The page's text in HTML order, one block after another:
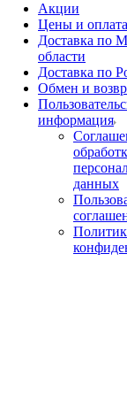
Акции
Цены и оплата
Доставка по
области
Доставка по
Обмен и
информация
данных